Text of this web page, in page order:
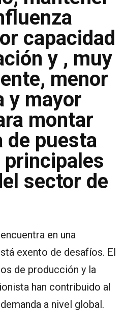
capacidad
y , muy
menor
y mayor
montar
de puesta
principales
sector de
en una
exento de desafíos. El
de producción y la
han contribuido al
a nivel global.